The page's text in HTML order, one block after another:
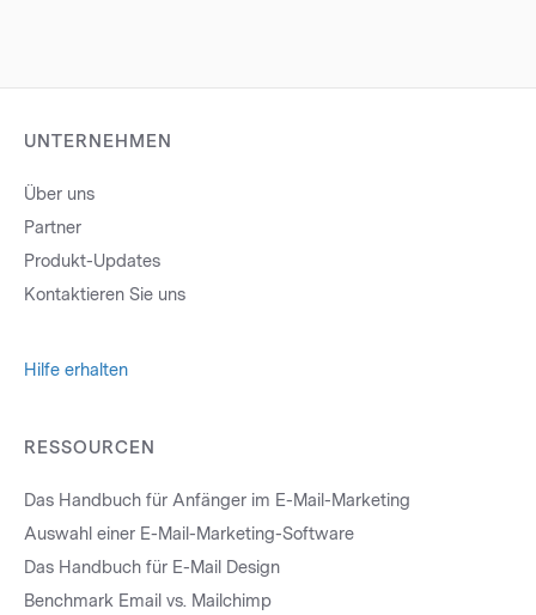
UNTERNEHMEN
Über uns
Partner
Produkt-Updates
Kontaktieren Sie uns
Hilfe erhalten
RESSOURCEN
Das Handbuch für Anfänger im E-Mail-Marketing
Auswahl einer E-Mail-Marketing-Software
Das Handbuch für E-Mail Design
Benchmark Email vs. Mailchimp